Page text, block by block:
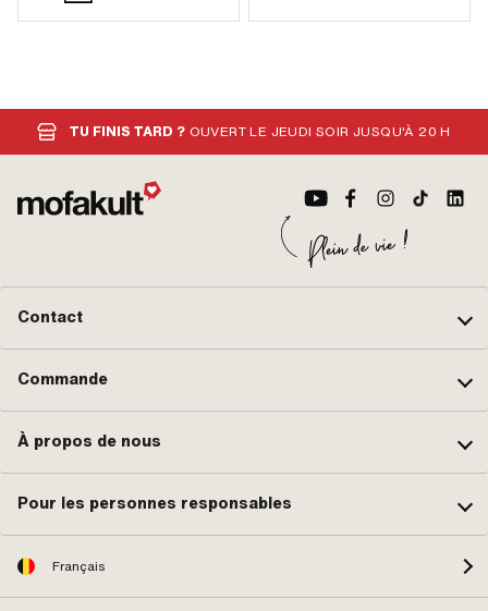
TU FINIS TARD ? OUVERT LE JEUDI SOIR JUSQU'À 20 H
Contact
Commande
À propos de nous
Pour les personnes responsables
Français